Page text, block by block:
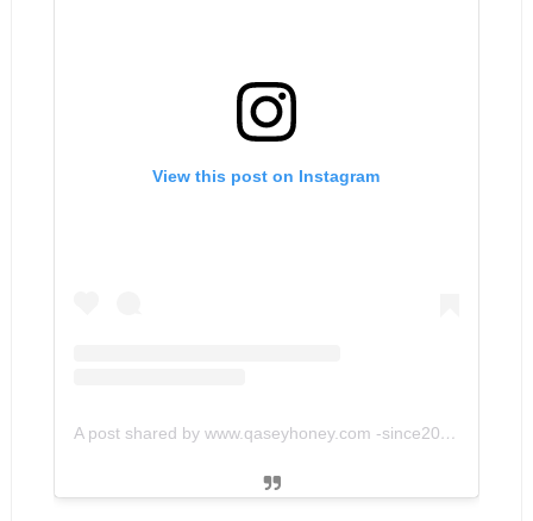
View this post on Instagram
A post shared by www.qaseyhoney.com -since2011 (@qaseyhoney)